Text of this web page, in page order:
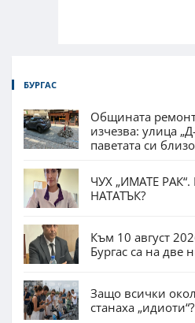
БУРГАС
Общината
изчезва: улица
паветата си
ЧУХ „ИМАТЕ
НАТАТЪК?
Към 10 август
Бургас са на две
Защо всички
станаха „идиоти“?